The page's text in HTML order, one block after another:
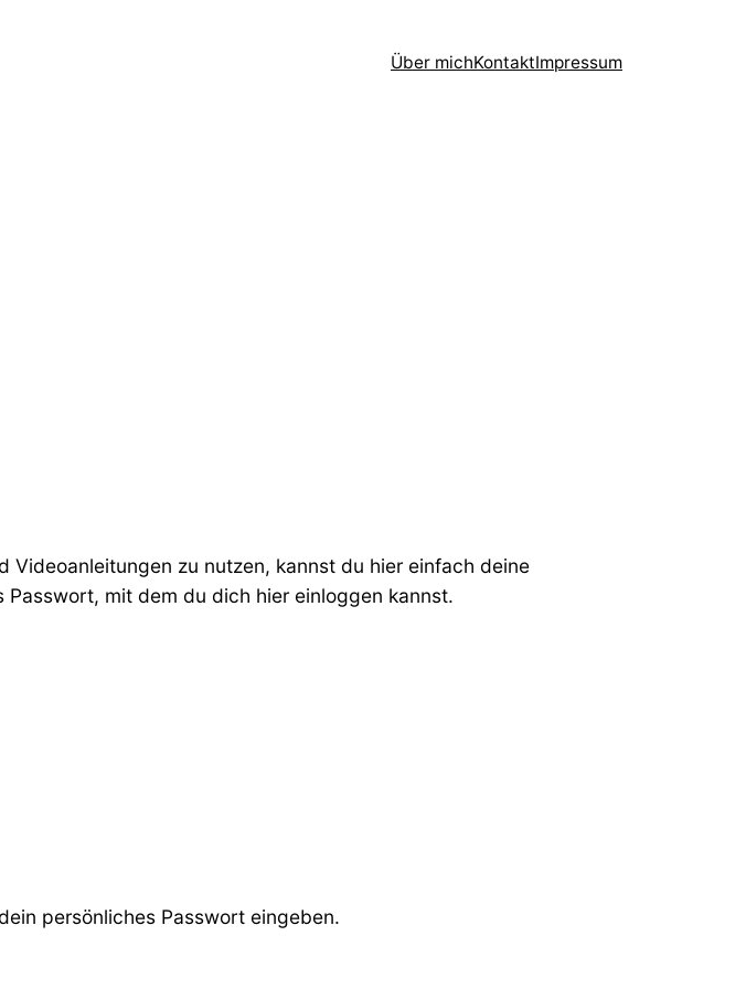
Über michKontaktImpressum
Videoanleitungen zu nutzen, kannst du hier einfach deine
mit dem du dich hier einloggen kannst.
persönliches Passwort eingeben.